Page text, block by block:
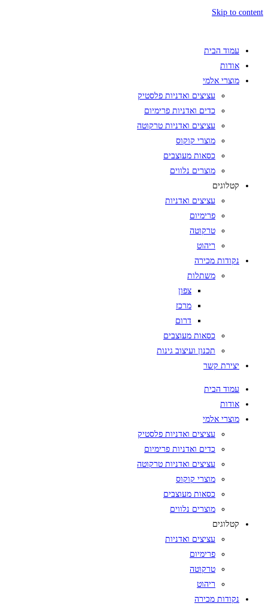
Skip to content
עמוד הבית
אודות
מוצרי אלמי
עציצים ואדניות פלסטיק
כדים ואדניות פרימיום
עציצים ואדניות טרקוטה
מוצרי קוקוס
כסאות מעוצבים
מוצרים נלווים
קטלוגים
עציצים ואדניות
פרימיום
טרקוטה
ריהוט
נקודות מכירה
משתלות
צפון
מרכז
דרום
כסאות מעוצבים
תכנון ועיצוב גינות
יצירת קשר
עמוד הבית
אודות
מוצרי אלמי
עציצים ואדניות פלסטיק
כדים ואדניות פרימיום
עציצים ואדניות טרקוטה
מוצרי קוקוס
כסאות מעוצבים
מוצרים נלווים
קטלוגים
עציצים ואדניות
פרימיום
טרקוטה
ריהוט
נקודות מכירה